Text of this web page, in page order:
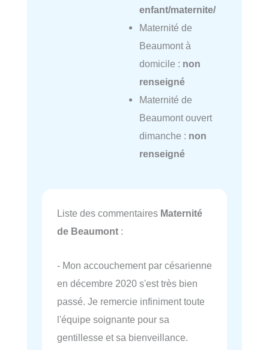
enfant/maternite/
Maternité de
Beaumont à
domicile : non
renseigné
Maternité de
Beaumont ouvert
dimanche : non
renseigné
Liste des commentaires Maternité
de Beaumont :
- Mon accouchement par césarienne
en décembre 2020 s'est très bien
passé. Je remercie infiniment toute
l'équipe soignante pour sa
gentillesse et sa bienveillance.